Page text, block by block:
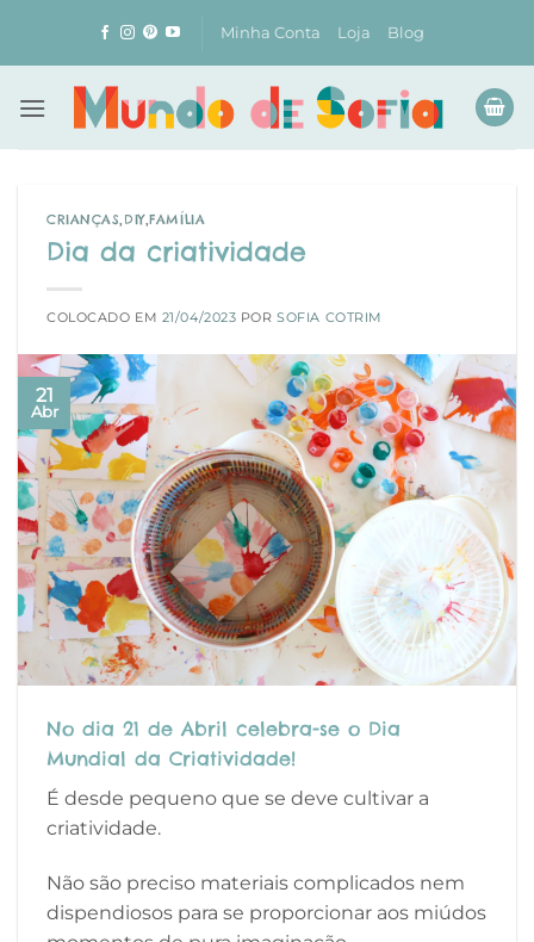
content
Minha Conta Loja Blog
CRIANÇAS, DIY,FAMÍLIA
Dia da criatividade
COLOCADO EM 21/04/2023 PORSOFIA COTRIM
21
Abr
No dia 21 de Abril celebra-se o Dia
Mundial da Criatividade!
É desde pequeno que se deve cultivar a
criatividade.
Não são preciso materiais complicados nem
dispendiosos para se proporcionar aos miúdos